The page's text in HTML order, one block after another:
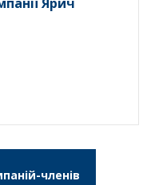
членів